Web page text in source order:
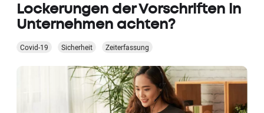
Lockerungen der Vorschriften in
Unternehmen achten?
Covid-19 Sicherheit Zeiterfassung